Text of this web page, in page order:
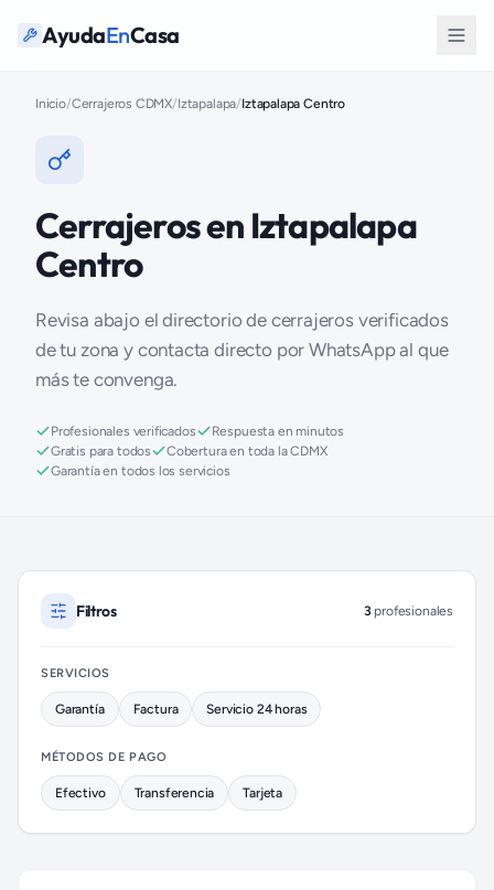
AyudaEnCasa
Inicio/Cerrajeros CDMX/Iztapalapa/Iztapalapa Centro
Cerrajeros en Iztapalapa
Centro
Revisa abajo el directorio de cerrajeros verificados
de tu zona y contacta directo por WhatsApp al que
más te convenga.
Profesionales verificados
Respuesta en minutos
Gratis para todos
Cobertura en toda la CDMX
Garantía en todos los servicios
Cerrajeros disponibles en Iztapalapa (colonia Iztapalapa
Filtros 3 profesionales
SERVICIOS
Garantía Factura Servicio 24 horas
MÉTODOS DE PAGO
Efectivo Transferencia Tarjeta